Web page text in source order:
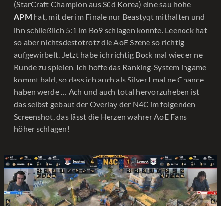
(StarCraft Champion aus Süd Korea) eine sau hohe
APM hat, mit der im Finale nur Beastyqt mithalten und
ihn schließlich 5:1 im Bo9 schlagen konnte. Leenock hat
so aber nichtsdestotrotz die AoE Szene so richtig
aufgewirbelt. Jetzt habe ich richtig Bock mal wieder ne
Runde zu spielen. Ich hoffe das Ranking-System ingame
kommt bald, so dass ich auch als Silver I mal ne Chance
haben werde … Ach und auch total hervorzuheben ist
das selbst gebaut der Overlay der N4C im folgenden
Screenshot, das lässt die Herzen wahrer AoE Fans
höher schlagen!